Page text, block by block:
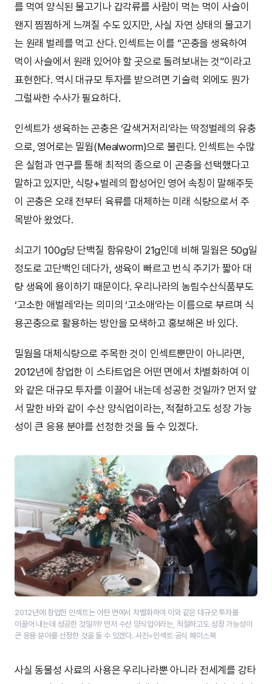
를 먹여 양식된 물고기나 갑각류를 사람이 먹는 먹이 사슬이
왠지 찜찜하게 느껴질 수도 있지만, 사실 자연 상태의 물고기
는 원래 벌레를 먹고 산다. 인섹트는 이를 “곤충을 생육하여
먹이 사슬에서 원래 있어야 할 곳으로 돌려보내는 것”이라고
표현한다. 역시 대규모 투자를 받으려면 기술력 외에도 뭔가
그럴싸한 수사가 필요하다.
인섹트가 생육하는 곤충은 ‘갈색거저리’라는 딱정벌레의 유충
으로, 영어로는 밀웜(Mealworm)으로 불린다. 인섹트는 수많
은 실험과 연구를 통해 최적의 종으로 이 곤충을 선택했다고
말하고 있지만, 식량+벌레의 합성어인 영어 속칭이 말해주듯
이 곤충은 오래 전부터 육류를 대체하는 미래 식량으로서 주
목받아 왔었다.
쇠고기 100g당 단백질 함유량이 21g인데 비해 밀웜은 50g일
정도로 고단백인 데다가, 생육이 빠르고 번식 주기가 짧아 대
량 생육에 용이하기 때문이다. 우리나라의 농림수산식품부도
‘고소한 애벌레’라는 의미의 ‘고소애’라는 이름으로 부르며 식
용곤충으로 활용하는 방안을 모색하고 홍보해온 바 있다.
밀웜을 대체식량으로 주목한 것이 인섹트뿐만이 아니라면,
2012년에 창업한 이 스타트업은 어떤 면에서 차별화하여 이
와 같은 대규모 투자를 이끌어 내는데 성공한 것일까? 먼저 앞
서 말한 바와 같이 수산 양식업이라는, 적절하고도 성장 가능
성이 큰 응용 분야를 선정한 것을 들 수 있겠다.
2012년에 창업한 인섹트는 어떤 면에서 차별화하여 이와 같은 대규모 투자를
이끌어 내는데 성공한 것일까? 먼저 수산 양식업이라는, 적절하고도 성장 가능성이
큰 응용 분야를 선정한 것을 들 수 있겠다. 사진=인섹트 공식 페이스북
사실 동물성 사료의 사용은 우리나라뿐 아니라 전세계를 강타